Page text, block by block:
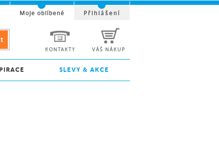
KONTAKTY VÁŠ NÁKUP
SLEVY & AKCE
Moje oblíbené Přihlášení